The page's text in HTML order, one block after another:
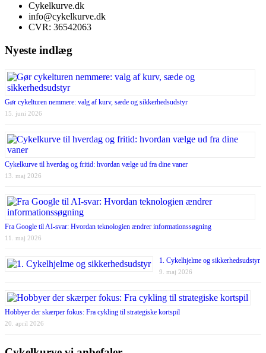
Cykelkurve.dk
info@cykelkurve.dk
CVR: 36542063
Nyeste indlæg
Gør cykelturen nemmere: valg af kurv, sæde og sikkerhedsudstyr
15. juni 2026
Cykelkurve til hverdag og fritid: hvordan vælge ud fra dine vaner
13. maj 2026
Fra Google til AI-svar: Hvordan teknologien ændrer informationssøgning
11. maj 2026
1. Cykelhjelme og sikkerhedsudstyr
9. maj 2026
Hobbyer der skærper fokus: Fra cykling til strategiske kortspil
20. april 2026